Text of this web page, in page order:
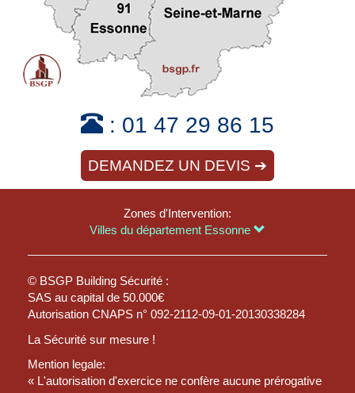
: 01 47 29 86 15
DEMANDEZ UN DEVIS ➔
Zones d'Intervention:
Villes du département Essonne
© BSGP Building Sécurité :
SAS au capital de 50.000€
Autorisation CNAPS n° 092-2112-09-01-20130338284
La Sécurité sur mesure !
Mention legale:
« L'autorisation d'exercice ne confère aucune prérogative